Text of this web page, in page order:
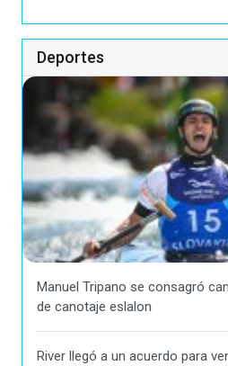
Deportes
Manuel Tripano se consagró
de canotaje eslalon
River llegó a un acuerdo para